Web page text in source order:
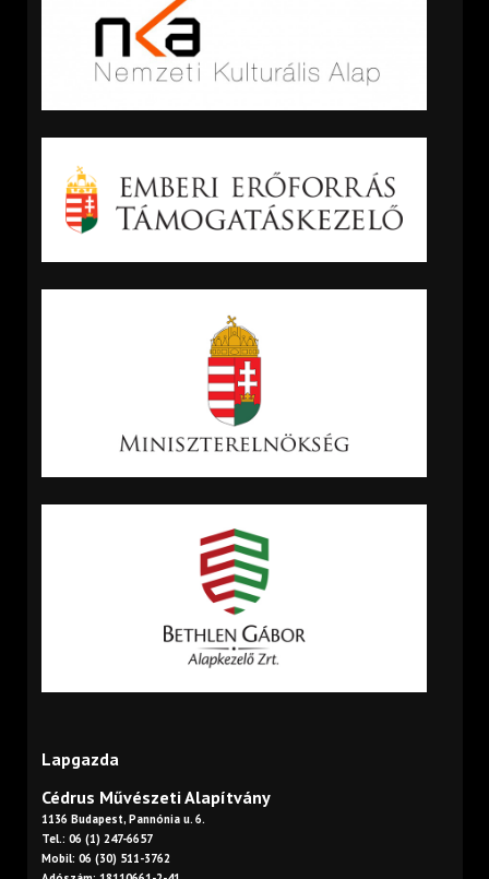
Lapgazda
Cédrus Művészeti Alapítvány
1136 Budapest, Pannónia u. 6.
Tel.: 06 (1) 247-6657
Mobil: 06 (30) 511-3762